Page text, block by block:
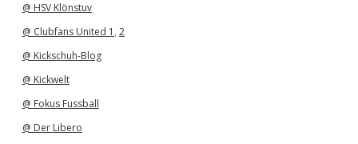
@ HSV Klönstuv
@ Clubfans United 1 , 2
@ Kickschuh-Blog
@ Kickwelt
@ Fokus Fussball
@ Der Libero